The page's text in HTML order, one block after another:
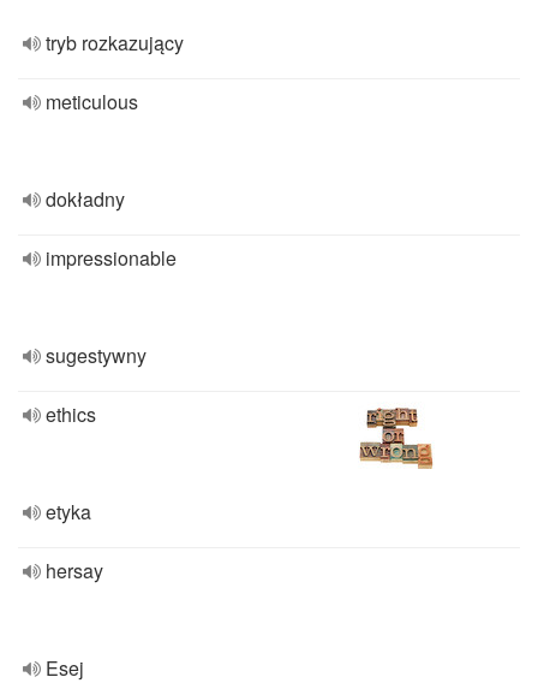
tryb rozkazujący
meticulous
dokładny
impressionable
sugestywny
ethics
etyka
hersay
Esej